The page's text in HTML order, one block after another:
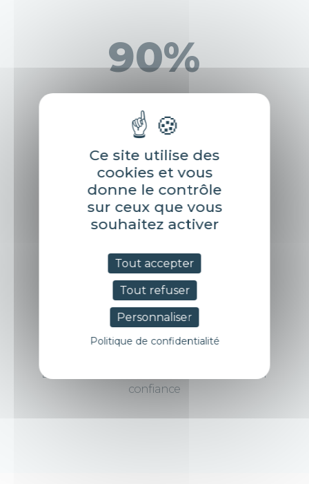
90%
correspondent aux critères initiaux
95%
proposition d’offre, l’ont acceptée
97%
De nos clients sont satisfaits et réitèrent leur
confiance
Ce site utilise des
cookies et vous
donne le contrôle
sur ceux que vous
souhaitez activer
Tout accepter
Tout refuser
Personnaliser
Politique de confidentialité